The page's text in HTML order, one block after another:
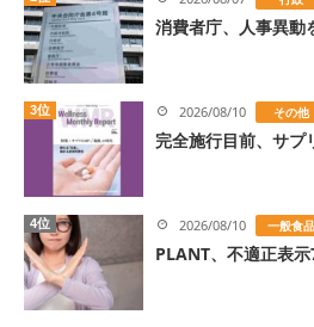
消費者庁、人事異
3位 2026/08/10 その他
完全施行目前、サ
4位 2026/08/10 一般食品
PLANT、不適正表